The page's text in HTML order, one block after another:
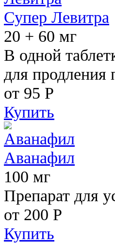
Супер Левитра
20 + 60 мг
В одной
для продления
от 95 Р
Купить
Аванафил
100 мг
Препарат для
от 200 Р
Купить